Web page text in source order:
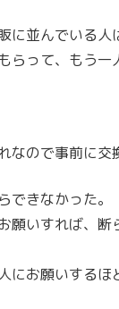
に並んでいる人
らって、もう一
なので事前に交
できなかった。
願いすれば、断
にお願いするほ